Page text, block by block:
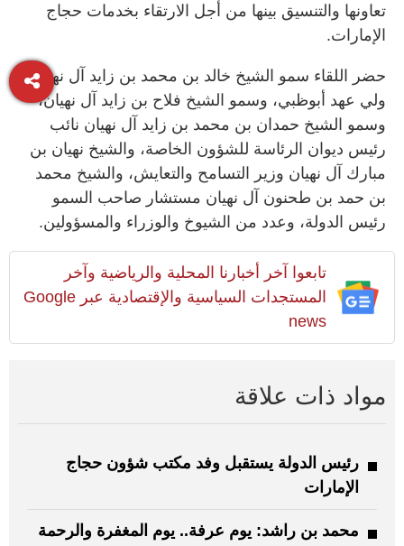
تعاونها والتنسيق بينها من أجل الارتقاء بخدمات حجاج
الإمارات.
حضر اللقاء سمو الشيخ خالد بن محمد بن زايد آل نهيان
ولي عهد أبوظبي، وسمو الشيخ فلاح بن زايد آل نهيان،
وسمو الشيخ حمدان بن محمد بن زايد آل نهيان نائب
رئيس ديوان الرئاسة للشؤون الخاصة، والشيخ نهيان بن
مبارك آل نهيان وزير التسامح والتعايش، والشيخ محمد
بن حمد بن طحنون آل نهيان مستشار صاحب السمو
رئيس الدولة، وعدد من الشيوخ والوزراء والمسؤولين.
تابعوا آخر أخبارنا المحلية والرياضية وآخر
المستجدات السياسية والإقتصادية عبر Google
news
مواد ذات علاقة
رئيس الدولة يستقبل وفد مكتب شؤون حجاج
الإمارات
محمد بن راشد: يوم عرفة.. يوم المغفرة والرحمة